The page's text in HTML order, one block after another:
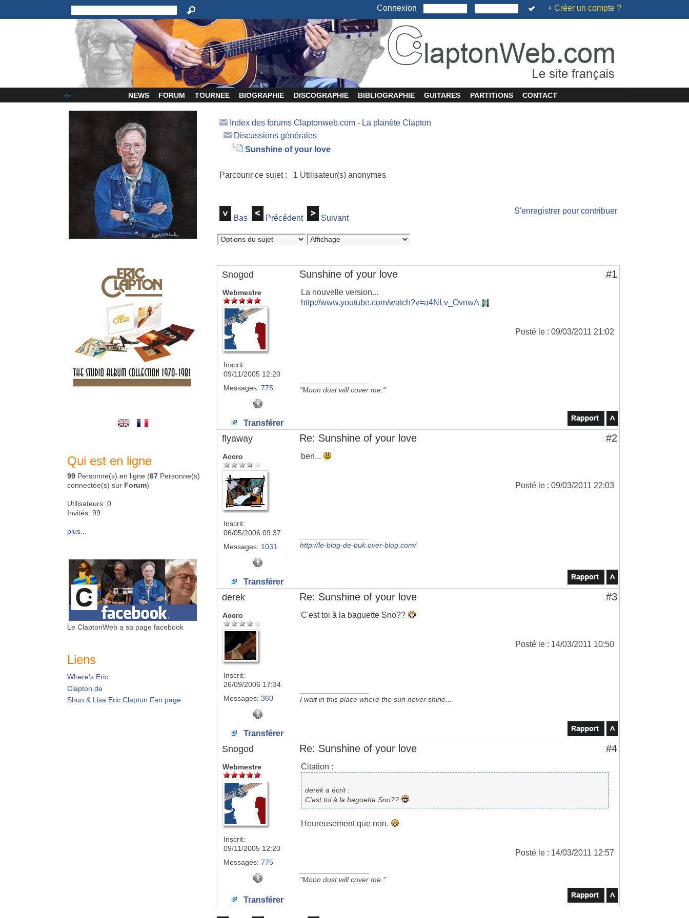
Connexion + Créer un compte ?
NEWS FORUM TOURNEE BIOGRAPHIE DISCOGRAPHIE BIBLIOGRAPHIE GUITARES PARTITIONS CONTACT
Qui est en ligne
99 Personne(s) en ligne (67 Personne(s)
connectée(s) sur Forum)
Utilisateurs: 0
Invités: 99
plus...
Le ClaptonWeb a sa page facebook
Liens
Where's Eric
Clapton.de
Shun & Lisa Eric Clapton Fan page
Index des forums Claptonweb.com - La planète Clapton
Discussions générales
Sunshine of your love
Parcourir ce sujet : 1 Utilisateur(s) anonymes
Bas Précédent Suivant
S'enregistrer pour contribuer
Snogod Sunshine of your love #1
Webmestre
Inscrit:
09/11/2005 12:20
Messages: 775
La nouvelle version...
http://www.youtube.com/watch?v=a4NLv_OvnwA
Posté le : 09/03/2011 21:02
"Moon dust will cover me."
Transférer
flyaway Re: Sunshine of your love #2
Accro
Inscrit:
06/05/2006 09:37
Messages: 1031
ben...
Posté le : 09/03/2011 22:03
http://le-blog-de-buk.over-blog.com/
Transférer
derek Re: Sunshine of your love #3
Accro
Inscrit:
26/09/2006 17:34
Messages: 360
C'est toi à la baguette Sno??
Posté le : 14/03/2011 10:50
I wait in this place where the sun never shine...
Transférer
Snogod Re: Sunshine of your love #4
Webmestre
Inscrit:
09/11/2005 12:20
Messages: 775
Citation :
derek a écrit :
C'est toi à la baguette Sno??
Heureusement que non.
Posté le : 14/03/2011 12:57
"Moon dust will cover me."
Transférer